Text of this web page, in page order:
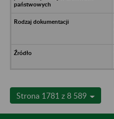
Strona 1781 z 8 589